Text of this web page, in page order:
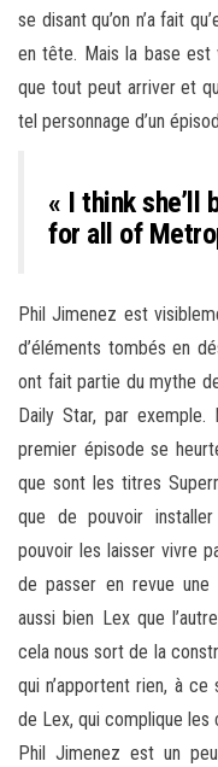
se disant qu’on n’a fait
en tête. Mais la base est
que tout peut arriver et
tel personnage d’un
« I think she’ll
for all of
Phil Jimenez est
d’éléments tombés en
ont fait partie du mythe
Daily Star, par
premier épisode se
que sont les titres
que de pouvoir
pouvoir les laisser vivre
de passer en revue une
aussi bien Lex que
cela nous sort de la
qui n’apportent rien, à ce
de Lex, qui complique les
Phil Jimenez est un